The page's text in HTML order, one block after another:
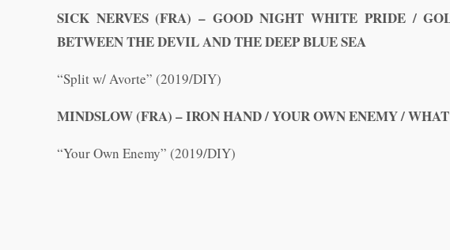
SICK NERVES (FRA) – GOOD NIGHT WHITE PRIDE /
BETWEEN THE DEVIL AND THE DEEP BLUE SEA
“Split w/ Avorte” (2019/DIY)
MINDSLOW (FRA) – IRON HAND / YOUR OWN ENEMY /
“Your Own Enemy” (2019/DIY)